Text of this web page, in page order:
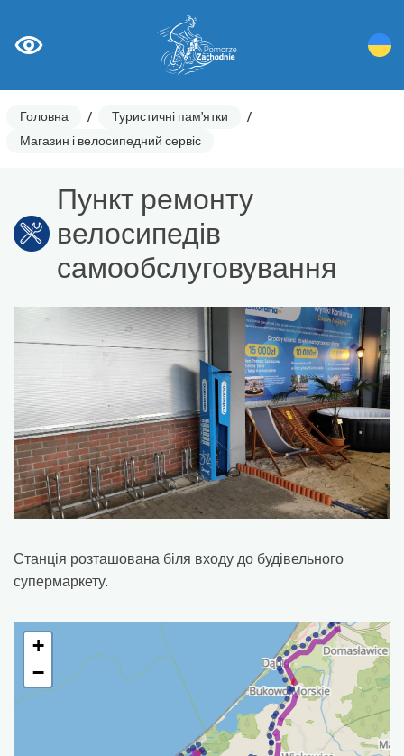
Головна / Туристичні пам'ятки
/
Магазин і велосипедний сервіс
Пункт ремонту
велосипедів
самообслуговування
Станція розташована біля входу до будівельного
супермаркету.
+
−